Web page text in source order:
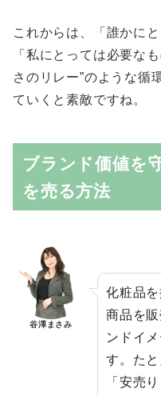
これからは、「誰かに
「私にとっては必要な
さのリレー”のような循
ていくと素敵ですね。
ブランド価値を
を売る方法
谷澤まさみ
化粧品
商品を
ンドイ
す。た
「安売